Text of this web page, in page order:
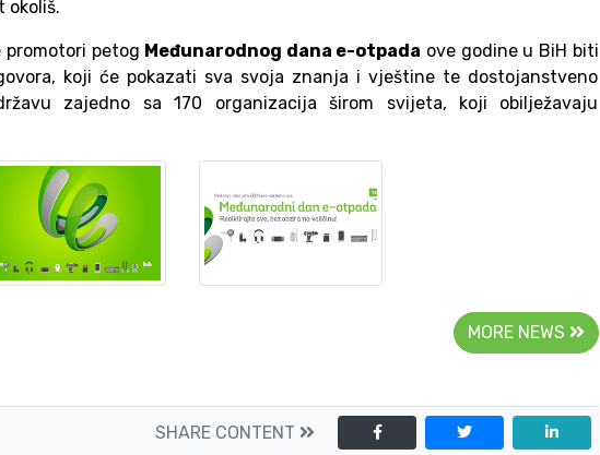
okoliš.
promotori petog Međunarodnog dana e-otpada ove godine u BiH biti
koji će pokazati sva svoja znanja i vještine te dostojanstveno
zajedno sa 170 organizacija širom svijeta, koji obilježavaju
MORE NEWS
SHARE CONTENT